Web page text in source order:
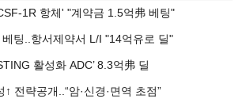
로
기
사
유
기
1R 항체' "계약금 1.5억弗 베팅"
베팅..항서제약서 L/I "14억유로 딜"
활성화 ADC’ 8.3억弗 딜
전략공개..“암·신경·면역 초점”